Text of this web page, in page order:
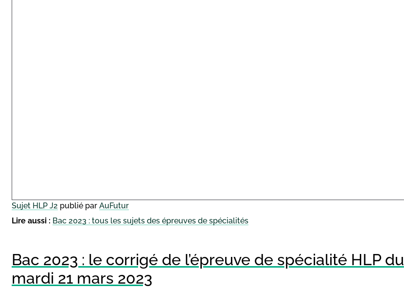
Sujet HLP J2 publié par AuFutur
Lire aussi : Bac 2023 : tous les sujets des épreuves de spécialités
Bac 2023 : le corrigé de l’épreuve de spécialité HLP du
mardi 21 mars 2023